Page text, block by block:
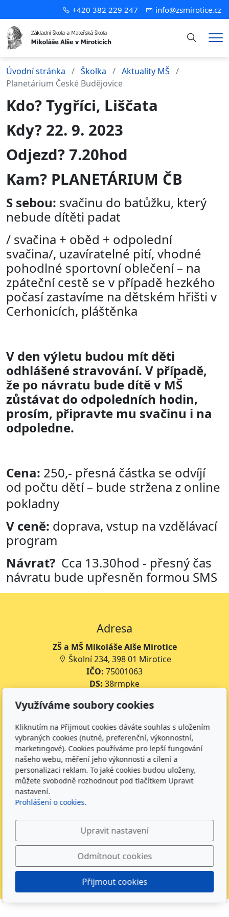
+420 382 229 247 info@zsmirotice.cz
Hledání
Úvodní stránka Školka
Aktuality MŠ
Planetárium České Budějovice
Kdo? Tygříci, Liščata
Kdy? 22. 9. 2023
Odjezd? 7.20hod
Kam? PLANETÁRIUM ČB
S sebou: svačinu do batůžku, který
nebude dítěti padat
/ svačina + oběd + odpolední
svačina/, uzavíratelné pití, vhodné
pohodlné sportovní oblečení – na
zpáteční cestě se v případě hezkého
počasí zastavíme na dětském hřišti v
Cerhonicích, pláštěnka
V den výletu budou mít děti
odhlášené stravování. V případě,
že po návratu bude dítě v MŠ
zůstávat do odpoledních hodin,
prosím, připravte mu svačinu i na
odpoledne.
Cena: 250,- přesná částka se odvíjí
od počtu dětí – bude stržena z online
pokladny
V ceně: doprava, vstup na vzdělávací
program
Návrat? Cca 13.30hod - přesný čas
návratu bude upřesněn formou SMS
Adresa
ZŠ a MŠ Mikoláše Alše Mirotice
Školní 234, 398 01 Mirotice
IČO: 75001063
DS: 38rmpke
Číslo účtu jídelny:643227399/0800
Kontakt
+420 734 316 620 - Ředitel školy
+420 733 539 322 - Zástupce ředitele pro předškolní
vzdělávání
+420 733 539 323 - Školní družina
+420 733 539 324 - Školní jídelna
Sledujte nás
Využíváme soubory cookies
Kliknutím na Přijmout cookies dáváte souhlas s uložením
vybraných cookies (nutné, preferenční, výkonnostní,
marketingové). Cookies používáme pro lepší fungování
našeho webu, měření jeho výkonnosti a cílení a
personalizaci reklam. To jaké cookies budou uloženy,
můžete svobodně rozhodnout pod tlačítkem Upravit
nastavení.
Prohlášení o cookies.
Upravit nastavení
Odmítnout cookies
Přijmout cookies